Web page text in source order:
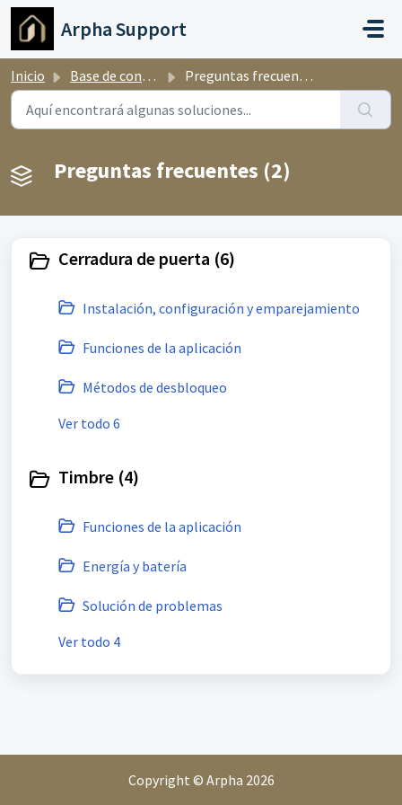
Ir al contenido principal
Arpha Support
Inicio Base de conocimientos Preguntas frecuentes
Preguntas frecuentes (2)
Cerradura de puerta (6)
Instalación, configuración y emparejamiento
Funciones de la aplicación
Métodos de desbloqueo
Ver todo 6
Timbre (4)
Funciones de la aplicación
Energía y batería
Solución de problemas
Ver todo 4
Copyright © Arpha 2026